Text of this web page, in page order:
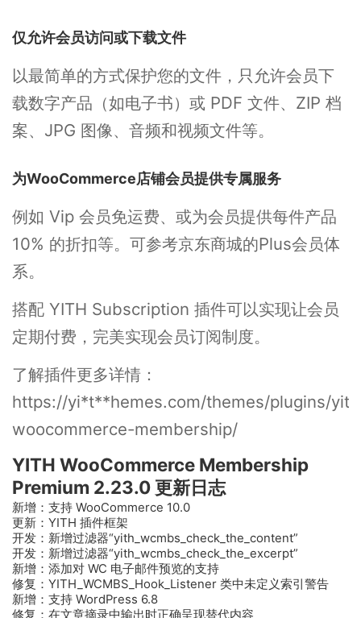
仅允许会员访问或下载文件
以最简单的方式保护您的文件，只允许会员下
载数字产品（如电子书）或 PDF 文件、ZIP 档
案、JPG 图像、音频和视频文件等。
为WooCommerce店铺会员提供专属服务
例如 Vip 会员免运费、或为会员提供每件产品
10% 的折扣等。可参考京东商城的Plus会员体
系。
搭配 YITH Subscription 插件可以实现让会员
定期付费，完美实现会员订阅制度。
了解插件更多详情：
https://yi*t**hemes.com/themes/plugins/
woocommerce-membership/
YITH WooCommerce Membership
Premium 2.23.0 更新日志
新增：支持 WooCommerce 10.0
更新：YITH 插件框架
开发：新增过滤器“yith_wcmbs_check_the_content”
开发：新增过滤器“yith_wcmbs_check_the_excerpt”
新增：添加对 WC 电子邮件预览的支持
修复：YITH_WCMBS_Hook_Listener 类中未定义索引警告
新增：支持 WordPress 6.8
修复：在文章摘录中输出时正确呈现替代内容